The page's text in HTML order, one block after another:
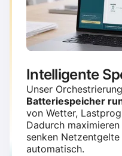
Intelligente
Unser
Batteriespeicher
von Wetter,
Dadurch
senken
automatisch.